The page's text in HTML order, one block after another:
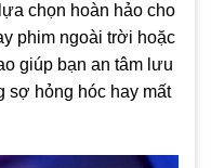
chọn hoàn hảo cho
phim ngoài trời hoặc
giúp bạn an tâm lưu
sợ hỏng hóc hay mất